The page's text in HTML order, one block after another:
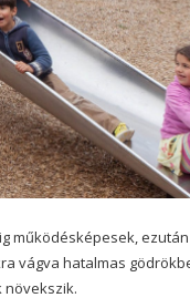
működésképesek, ezután
vágva hatalmas
növekszik.